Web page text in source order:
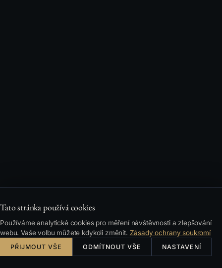
Tato stránka používá cookies
Používáme analytické cookies pro měření návštěvnosti a zlepšování
webu. Vaše volbu můžete kdykoli změnit. Zásady ochrany soukromí
PŘIJMOUT VŠE ODMÍTNOUT VŠE NASTAVENÍ